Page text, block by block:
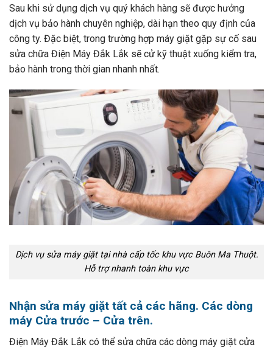
Sau khi sử dụng dịch vụ quý khách hàng sẽ được hưởng
dịch vụ bảo hành chuyên nghiệp, dài hạn theo quy định của
công ty. Đặc biệt, trong trường hợp máy giặt gặp sự cố sau
sửa chữa Điện Máy Đắk Lắk sẽ cử kỹ thuật xuống kiểm tra,
bảo hành trong thời gian nhanh nhất.
Dịch vụ sửa máy giặt tại nhà cấp tốc khu vực Buôn Ma Thuột.
Hỗ trợ nhanh toàn khu vực
Nhận sửa máy giặt tất cả các hãng. Các dòng
máy Cửa trước – Cửa trên.
Điện Máy Đắk Lắk có thể sửa chữa các dòng máy giặt cửa